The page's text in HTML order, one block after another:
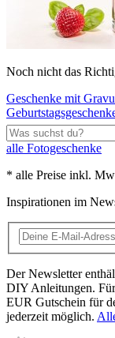
Noch nicht das
Geschenke mit
alle Fotogeschenke
* alle Preise inkl.
Inspirationen im
Der Newsletter
DIY Anleitungen.
EUR Gutschein für
jederzeit möglich.